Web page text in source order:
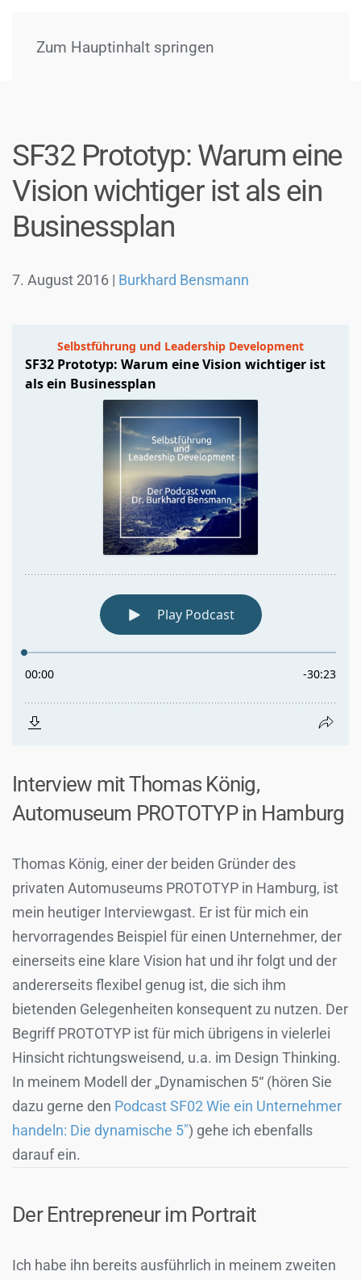
Zum Hauptinhalt springen
SF32 Prototyp: Warum eine
Vision wichtiger ist als ein
Businessplan
7. August 2016 | Burkhard Bensmann
Interview mit Thomas König,
Automuseum PROTOTYP in Hamburg
Thomas König, einer der beiden Gründer des
privaten Automuseums PROTOTYP in Hamburg, ist
mein heutiger Interviewgast. Er ist für mich ein
hervorragendes Beispiel für einen Unternehmer, der
einerseits eine klare Vision hat und ihr folgt und der
andererseits flexibel genug ist, die sich ihm
bietenden Gelegenheiten konsequent zu nutzen. Der
Begriff PROTOTYP ist für mich übrigens in vielerlei
Hinsicht richtungsweisend, u.a. im Design Thinking.
In meinem Modell der „Dynamischen 5“ (hören Sie
dazu gerne den Podcast SF02 Wie ein Unternehmer
handeln: Die dynamische 5″) gehe ich ebenfalls
darauf ein.
Der Entrepreneur im Portrait
Ich habe ihn bereits ausführlich in meinem zweiten